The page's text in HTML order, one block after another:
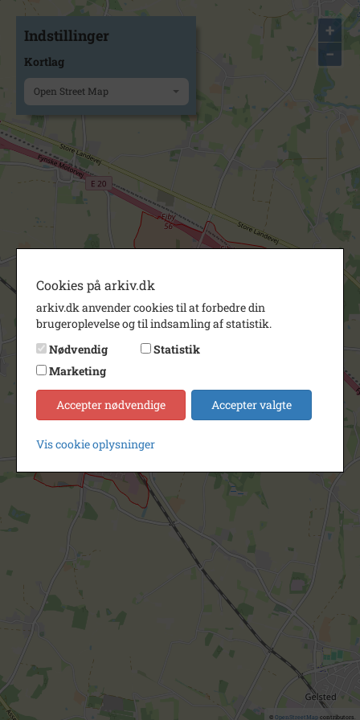
+
−
© OpenStreetMapcontributors.
Indstillinger
Kortlag
Open Street Map
Cookies på arkiv.dk
arkiv.dk anvender cookies til at forbedre din
brugeroplevelse og til indsamling af statistik.
Nødvendig
Statistik
Marketing
Accepter nødvendige Accepter valgte
Vis cookie oplysninger